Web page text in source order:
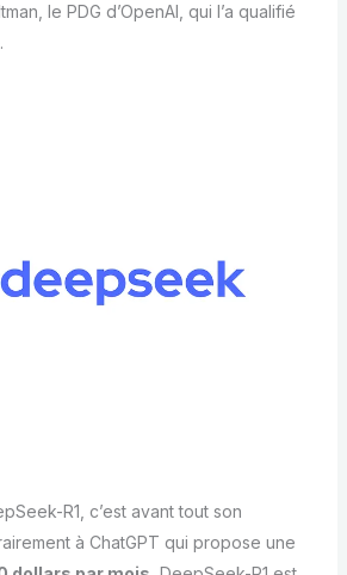
le PDG d’OpenAI, qui l’a qualifié
R1, c’est avant tout son
à ChatGPT qui propose une